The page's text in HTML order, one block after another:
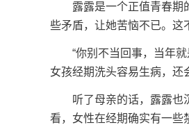
露露是一个正值青春期的
些矛盾，让她苦恼不已。这
“你别不当回事，当年就
女孩经期洗头容易生病，还
听了母亲的话，露露也沉
看，女性在经期确实有一些